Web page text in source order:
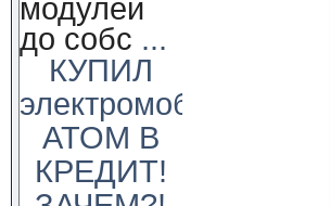
модулей
до собс ...
КУПИЛ
электромобиль
АТОМ В
КРЕДИТ!